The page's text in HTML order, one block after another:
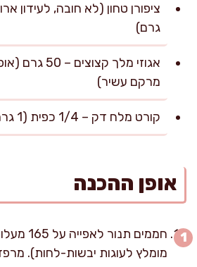
גרם)
אגוזי מלך
מרקם עשיר)
קורט מלח דק – 1/4 כפית (1 גרם)
אופן ההכנה
חממים
מומלץ לעוגות יבשות-לחות).